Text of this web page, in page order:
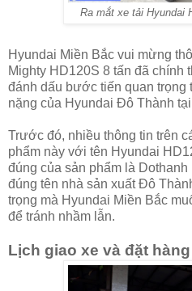
Ra mắt xe tải Hyundai
Hyundai Miền Bắc vui mừng
Mighty HD120S 8 tấn đã chính
đánh dấu bước tiến quan trọng
nặng của Hyundai Đô Thành
Trước đó, nhiều thông tin trên
phẩm này với tên Hyundai
đúng của sản phẩm là
đúng tên nhà sản xuất Đô
trọng mà Hyundai Miền Bắc
để tránh nhầm lẫn.
Lịch giao xe và đặt hàng